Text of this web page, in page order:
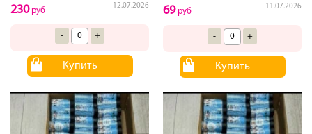
12.07.2026
230руб
- +
Купить
11.07.2026
69руб
- +
Купить